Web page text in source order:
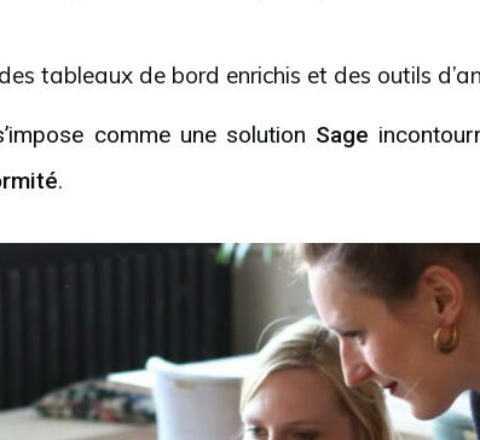
tableaux de bord enrichis et des outils
comme une solution Sage
.